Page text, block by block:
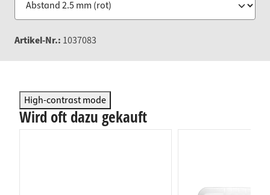
Artikel-Nr.: 1037083
High-contrast mode
Wird oft dazu gekauft